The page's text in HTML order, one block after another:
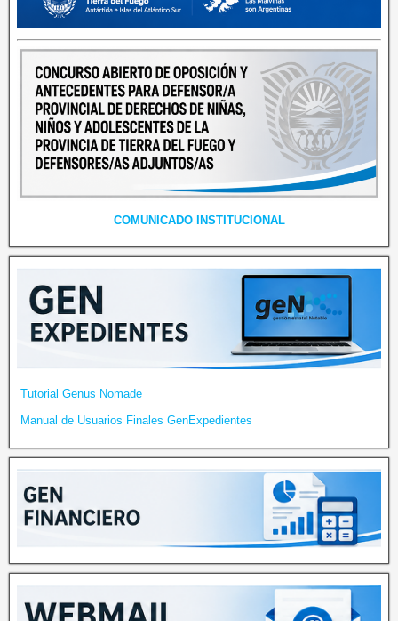
COMUNICADO INSTITUCIONAL
Tutorial Genus Nomade
Manual de Usuarios Finales GenExpedientes